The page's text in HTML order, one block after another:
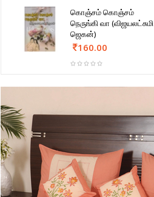
கொஞ்சம் கொஞ்சம்
நெருங்கி வா (விஜயலட்சுமி
ஜெகன்)
160.00